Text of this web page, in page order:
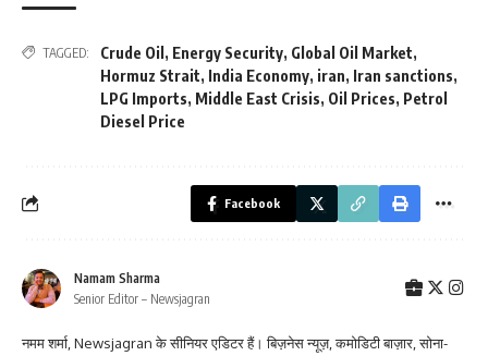
TAGGED: Crude Oil , Energy Security, Global Oil Market,
Hormuz Strait, India Economy, iran, Iran sanctions,
LPG Imports, Middle East Crisis, Oil Prices, Petrol
Diesel Price
Facebook
Namam Sharma
Senior Editor – Newsjagran
नमम शर्मा, Newsjagran के सीनियर एडिटर हैं। बिज़नेस न्यूज़, कमोडिटी बाज़ार, सोना-